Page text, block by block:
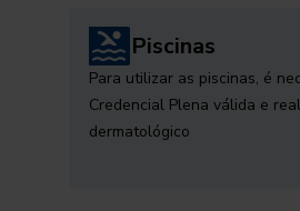
Piscinas
Para utilizar as piscinas, é
Credencial Plena válida e
dermatológico